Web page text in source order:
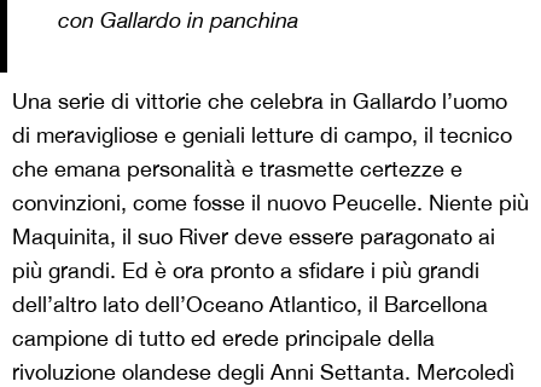
con Gallardo in panchina
Una serie di vittorie che celebra in Gallardo l’uomo
di meravigliose e geniali letture di campo, il tecnico
che emana personalità e trasmette certezze e
convinzioni, come fosse il nuovo Peucelle. Niente più
Maquinita, il suo River deve essere paragonato ai
più grandi. Ed è ora pronto a sfidare i più grandi
dell’altro lato dell’Oceano Atlantico, il Barcellona
campione di tutto ed erede principale della
rivoluzione olandese degli Anni Settanta. Mercoledì